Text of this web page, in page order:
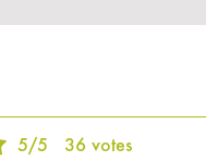
5/5 36 votes